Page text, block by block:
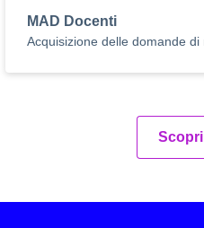
MAD Docenti
Acquisizione delle domande